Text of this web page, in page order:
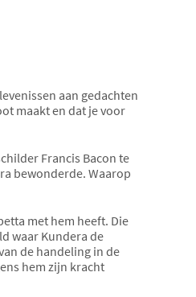
aan gedachten
maakt en dat je voor
Francis Bacon te
bewonderde. Waarop
met hem heeft. Die
waar Kundera de
de handeling in de
hem zijn kracht